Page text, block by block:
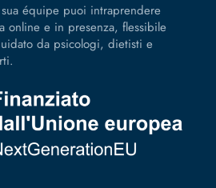
équipe puoi intraprendere
online e in presenza, flessibile
da psicologi, dietisti e